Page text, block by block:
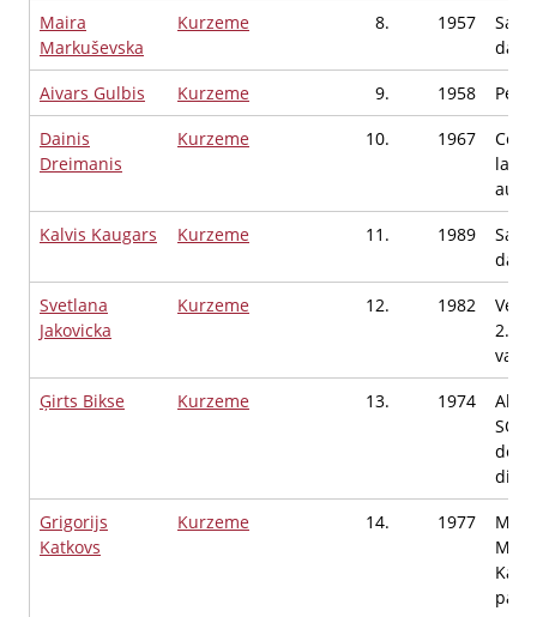
Maira
Markuševska
Kurzeme 8. 1957
Aivars Gulbis
Kurzeme 9. 1958
Dainis
Dreimanis
Kurzeme 10. 1967
Kalvis Kaugars
Kurzeme 11. 1989
Svetlana
Jakovicka
Kurzeme 12. 1982
Ģirts Bikse
Kurzeme 13. 1974
Grigorijs
Katkovs
Kurzeme 14. 1977